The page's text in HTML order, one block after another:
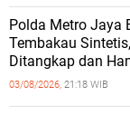
‎Polda Metro Jaya
Tembakau
Ditangkap dan
Barang Bukti Disita
03/08/2026, 21:18 WIB